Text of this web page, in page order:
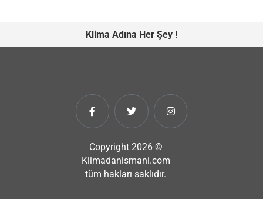
Klima Adına Her Şey !
Copyright 2026 ©
Klimadanismani.com
tüm hakları saklıdır.